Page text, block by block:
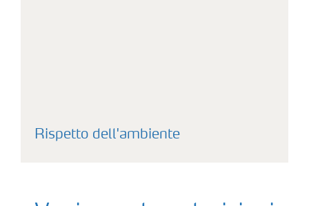
Rispetto dell'ambiente